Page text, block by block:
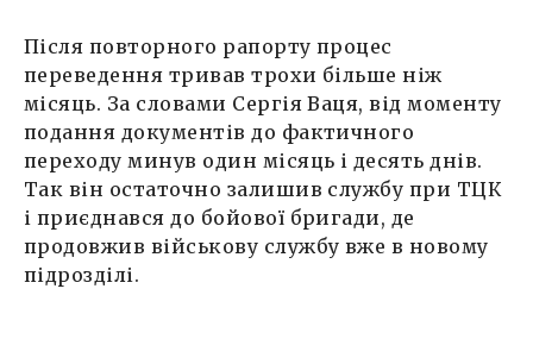
Після повторного рапорту процес
переведення тривав трохи більше ніж
місяць. За словами Сергія Ваця, від моменту
подання документів до фактичного
переходу минув один місяць і десять днів.
Так він остаточно залишив службу при ТЦК
і приєднався до бойової бригади, де
продовжив військову службу вже в новому
підрозділі.